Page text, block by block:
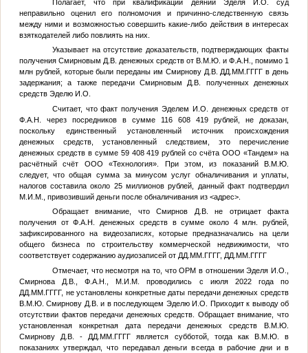
Полагает, что при квалификации деяний Эделя И.О. суд
неправильно оценил его полномочия и причинно-следственную связь
между ними и возможностью совершить какие-либо действия в интересах
взяткодателей либо повлиять на них.
Указывает на отсутствие доказательств, подтверждающих факты
получения Смирновым Д.В. денежных средств отВ.М.Ю. иФ.А.Н.
, помимо 1
млн рублей, которые были переданы им Смирнову Д.В. ДД.ММ.ГГГГ в день
задержания; а также передачи Смирновым Д.В. полученных денежных
средств Эделю И.О.
Считает, что факт получения Эделем И.О. денежных средств от
Ф.А.Н.
через посредников в сумме 116 608 419 рублей, не доказан,
поскольку единственный установленный источник происхождения
денежных средств, установленный следствием, это перечисление
денежных средств в сумме 59 408 419 рублей со счёта ООО «Тандем» на
расчётный счёт ООО «Технология». При этом, из показанийВ.М.Ю.
следует, что общая сумма за минусом услуг обналичивания и уплаты,
налогов составила около 25 миллионов рублей, данный факт подтвердил
М.И.М.
, привозивший деньги после обналичивания из <адрес>.
Обращает внимание, что Смирнов Д.В. не отрицает факта
получения отФ.А.Н.
денежных средств в сумме около 4 млн. рублей,
зафиксированного на видеозаписях, которые предназначались на цели
общего бизнеса по строительству коммерческой недвижимости, что
соответствует содержанию аудиозаписей от ДД.ММ.ГГГГ, ДД.ММ.ГГГГ
Отмечает, что несмотря на то, что ОРМ в отношении Эделя И.О.,
Смирнова Д.В.,Ф.А.Н. ,М.И.М.
проводились с июля 2022 года по
ДД.ММ.ГГГГ, не установлены конкретные даты передачи денежных средств
В.М.Ю. Смирнову Д.В. и в последующем Эделю И.О. Приходит к выводу об
отсутствии фактов передачи денежных средств. Обращает внимание, что
установленная конкретная дата передачи денежных средствВ.М.Ю.
Смирнову Д.В. - ДД.ММ.ГГГГ является субботой, тогда как В.М.Ю.
в
показаниях утверждал, что передавал деньги всегда в рабочие дни и в